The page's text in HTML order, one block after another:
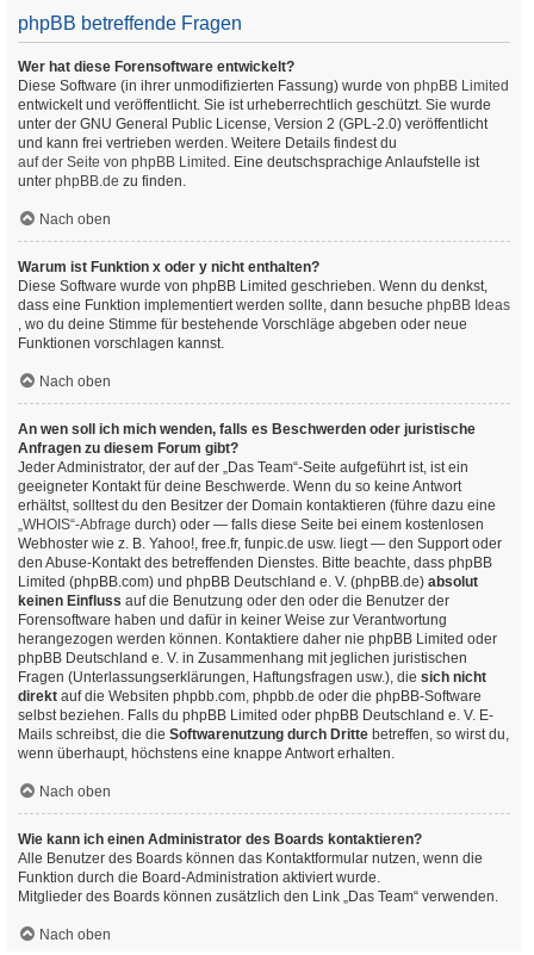
phpBB betreffende Fragen
Wer hat diese Forensoftware entwickelt?
Diese Software (in ihrer unmodifizierten Fassung) wurde von phpBB Limited
entwickelt und veröffentlicht. Sie ist urheberrechtlich geschützt. Sie wurde
unter der GNU General Public License, Version 2 (GPL-2.0) veröffentlicht
und kann frei vertrieben werden. Weitere Details findest du
auf der Seite von phpBB Limited . Eine deutschsprachige Anlaufstelle ist
unter phpBB.de zu finden.
Nach oben
Warum ist Funktion x oder y nicht enthalten?
Diese Software wurde von phpBB Limited geschrieben. Wenn du denkst,
dass eine Funktion implementiert werden sollte, dann besuche phpBB Ideas
, wo du deine Stimme für bestehende Vorschläge abgeben oder neue
Funktionen vorschlagen kannst.
Nach oben
An wen soll ich mich wenden, falls es Beschwerden oder juristische
Anfragen zu diesem Forum gibt?
Jeder Administrator, der auf der „Das Team“-Seite aufgeführt ist, ist ein
geeigneter Kontakt für deine Beschwerde. Wenn du so keine Antwort
erhältst, solltest du den Besitzer der Domain kontaktieren (führe dazu eine
„WHOIS“-Abfrage durch) oder — falls diese Seite bei einem kostenlosen
Webhoster wie z. B. Yahoo!, free.fr, funpic.de usw. liegt — den Support oder
den Abuse-Kontakt des betreffenden Dienstes. Bitte beachte, dass phpBB
Limited (phpBB.com) und phpBB Deutschland e. V. (phpBB.de) absolut
keinen Einfluss auf die Benutzung oder den oder die Benutzer der
Forensoftware haben und dafür in keiner Weise zur Verantwortung
herangezogen werden können. Kontaktiere daher nie phpBB Limited oder
phpBB Deutschland e. V. in Zusammenhang mit jeglichen juristischen
Fragen (Unterlassungserklärungen, Haftungsfragen usw.), die sich nicht
direkt auf die Websiten phpbb.com, phpbb.de oder die phpBB-Software
selbst beziehen. Falls du phpBB Limited oder phpBB Deutschland e. V. E-
Mails schreibst, die die Softwarenutzung durch Dritte betreffen, so wirst du,
wenn überhaupt, höchstens eine knappe Antwort erhalten.
Nach oben
Wie kann ich einen Administrator des Boards kontaktieren?
Alle Benutzer des Boards können das Kontaktformular nutzen, wenn die
Funktion durch die Board-Administration aktiviert wurde.
Mitglieder des Boards können zusätzlich den Link „Das Team“ verwenden.
Nach oben